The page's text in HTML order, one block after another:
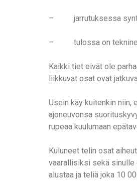
– jarrutuksessa
– tulossa on
Kaikki tiet eivät ole
liikkuvat osat ovat
Usein käy kuitenkin niin,
ajoneuvonsa
rupeaa kuulumaan
Kuluneet telin osat
vaarallisiksi sekä
alustaa ja teliä joka 10